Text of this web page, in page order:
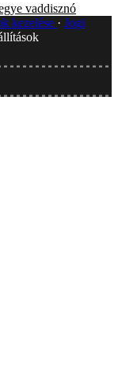
vaddisznó
kezelése
Jogi